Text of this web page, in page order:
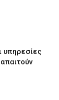
υπηρεσίες